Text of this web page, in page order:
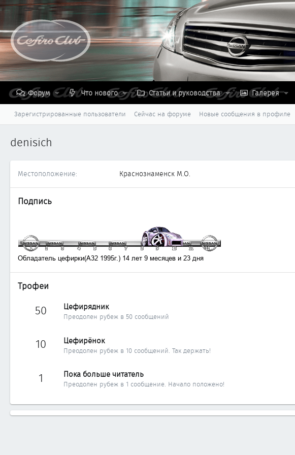
Форум Что нового Статьи и руководства Галерея
Зарегистрированные пользователи Сейчас на форуме Новые сообщения в профиле
denisich
Местоположение Краснознаменск М.О.
Подпись
Трофеи
50 Цефирядник
Преодолен рубеж в 50 сообщений
10 Цефирёнок
Преодолен рубеж в 10 сообщений. Так держать!
1 Пока больше читатель
Преодолен рубеж в 1 сообщение. Начало положено!